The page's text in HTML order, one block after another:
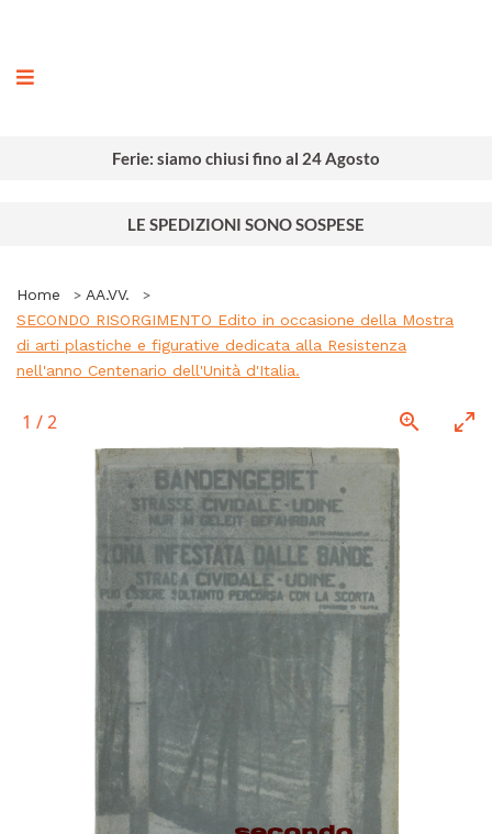
Ferie: siamo chiusi fino al 24 Agosto
LE SPEDIZIONI SONO SOSPESE
Home
AA.VV.
SECONDO RISORGIMENTO Edito in occasione della Mostra
di arti plastiche e figurative dedicata alla Resistenza
nell'anno Centenario dell'Unità d'Italia.
1 /2